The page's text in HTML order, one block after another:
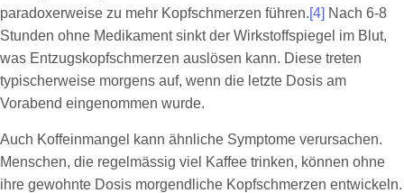
paradoxerweise zu mehr Kopfschmerzen führen.[4] Nach 6-8
Stunden ohne Medikament sinkt der Wirkstoffspiegel im Blut,
was Entzugskopfschmerzen auslösen kann. Diese treten
typischerweise morgens auf, wenn die letzte Dosis am
Vorabend eingenommen wurde.
Auch Koffeinmangel kann ähnliche Symptome verursachen.
Menschen, die regelmässig viel Kaffee trinken, können ohne
ihre gewohnte Dosis morgendliche Kopfschmerzen entwickeln.